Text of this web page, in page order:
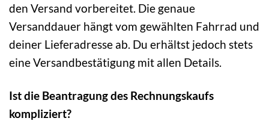
den Versand vorbereitet. Die genaue
Versanddauer hängt vom gewählten Fahrrad und
deiner Lieferadresse ab. Du erhältst jedoch stets
eine Versandbestätigung mit allen Details.
Ist die Beantragung des Rechnungskaufs
kompliziert?